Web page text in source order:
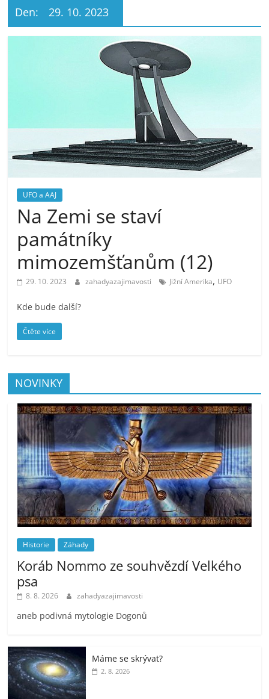
Den: 29. 10. 2023
UFO a AAJ
Na Zemi se staví
památníky
mimozemšťanům (12)
29. 10. 2023 zahadyazajimavosti Jižní Amerika, UFO
Kde bude další?
Čtěte více
NOVINKY
Historie Záhady
Koráb Nommo ze souhvězdí Velkého
psa
8. 8. 2026 zahadyazajimavosti
aneb podivná mytologie Dogonů
Máme se skrývat?
2. 8. 2026